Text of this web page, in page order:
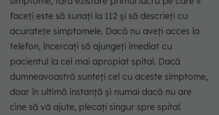
faceți este să sunați la 112 și să descrieți cu
acuratețe simptomele. Dacă nu aveți acces la
telefon, încercați să ajungeți imediat cu
pacientul la cel mai apropiat spital. Dacă
dumneavoastră sunteți cel cu aceste simptome,
doar în ultimă instanță și numai dacă nu are
cine să vă ajute, plecați singur spre spital.